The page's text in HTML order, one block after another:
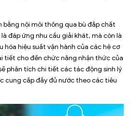
nội môi thông qua bù đắp chất
đáp ứng nhu cầu giải khát, mà còn là
hiệu suất vận hành của các hệ cơ
tiết cho đến chức năng nhận thức của
phân tích chi tiết các tác động sinh lý
cung cấp đầy đủ nước theo các tiêu